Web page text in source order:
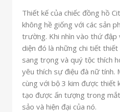
Thiết kế của chiếc đồng hồ
không hề giống với các sản
trường. Khi nhìn vào thứ
diện đó là những chi tiết
sang trọng và quý tộc thích
yêu thích sự điệu đà nữ tính.
cùng với bộ 3 kim được thiết
tạo được ấn tượng trong
sảo và hiện đại của nó.